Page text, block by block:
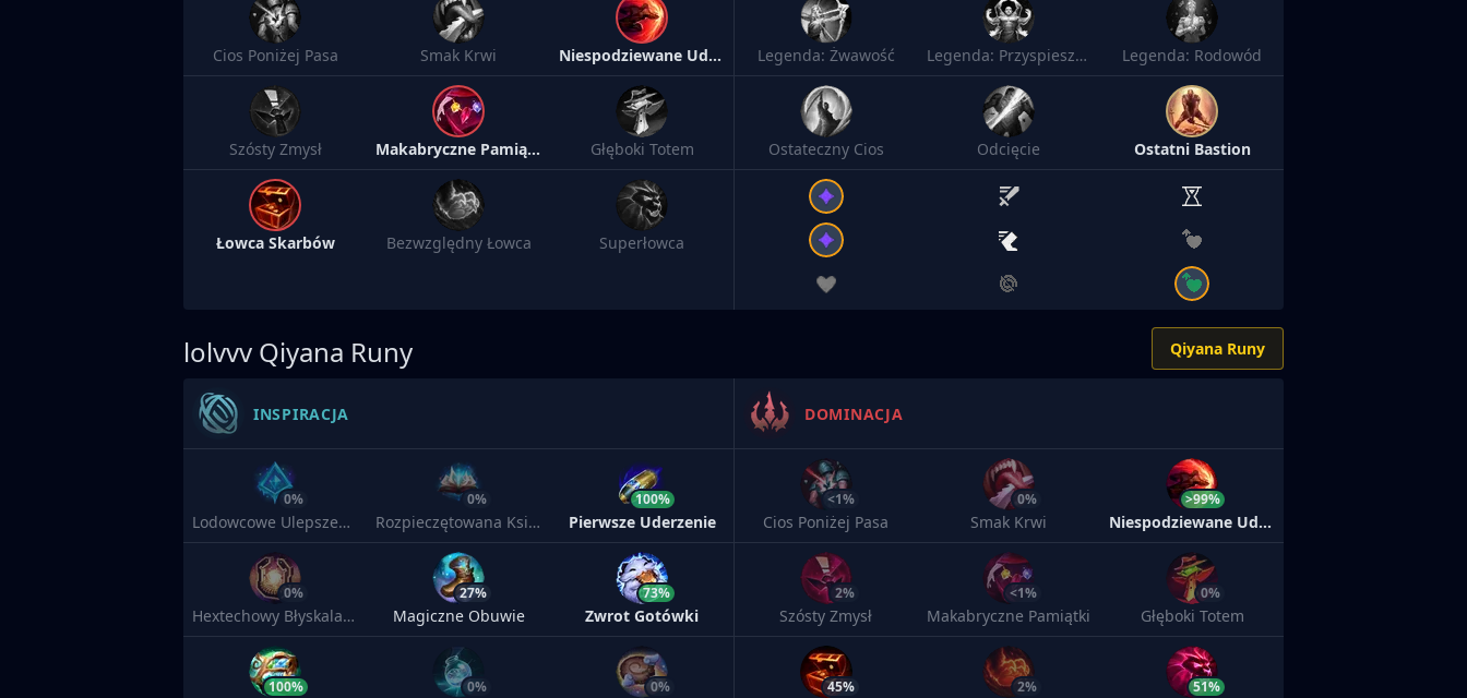
Cios Poniżej Pasa Smak Krwi Niespodziewane Uderzenie
Szósty Zmysł Makabryczne Pamiątki Głęboki Totem
Łowca Skarbów Bezwzględny Łowca Superłowca
Legenda: Żwawość Legenda: Przyspieszenie Legenda: Rodowód
Ostateczny Cios Odcięcie Ostatni Bastion
lolvvv Qiyana Runy Qiyana Runy
INSPIRACJA
0%
Lodowcowe Ulepszenie
0%
Rozpieczętowana Księga Czarów
100%
Pierwsze Uderzenie
0%
Hextechowy Błyskalazek
27%
Magiczne Obuwie
73%
Zwrot Gotówki
100% 0% 0%
DOMINACJA
<1%
Cios Poniżej Pasa
0%
Smak Krwi
>99%
Niespodziewane Uderzenie
2%
Szósty Zmysł
<1%
Makabryczne Pamiątki
0%
Głęboki Totem
45% 2% 51%